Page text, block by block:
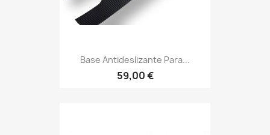
Base Antideslizante Para...
59,00 €